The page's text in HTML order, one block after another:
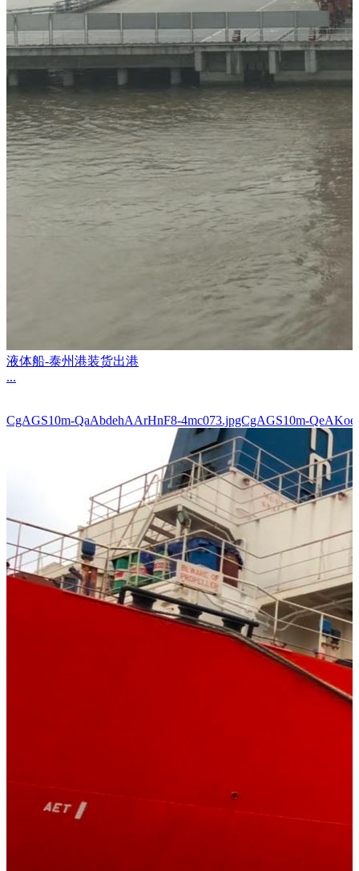
液体船-泰州港装货出港
...
CgAGS10m-QaAbdehAArHnF8-4mc073.jpgCgAGS10m-